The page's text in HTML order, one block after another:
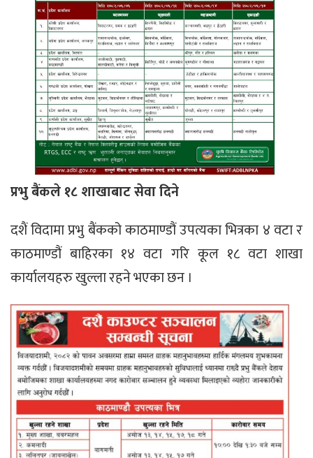
प्रभु बैंकले १८ शाखाबाट सेवा दिने
दशैं विदामा प्रभु बैंकको काठमाण्डौं उपत्यका भित्रका ४ वटा र
काठमाण्डौं बाहिरका १४ वटा गरि कूल १८ वटा शाखा
कार्यालयहरु खुल्ला रहने भएका छन ।